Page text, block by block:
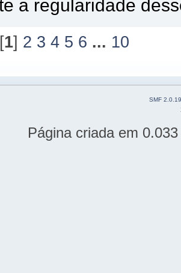
a regularidade
1] 2 3 4 5 6 ... 10
SMF 2.0.19
Página criada em